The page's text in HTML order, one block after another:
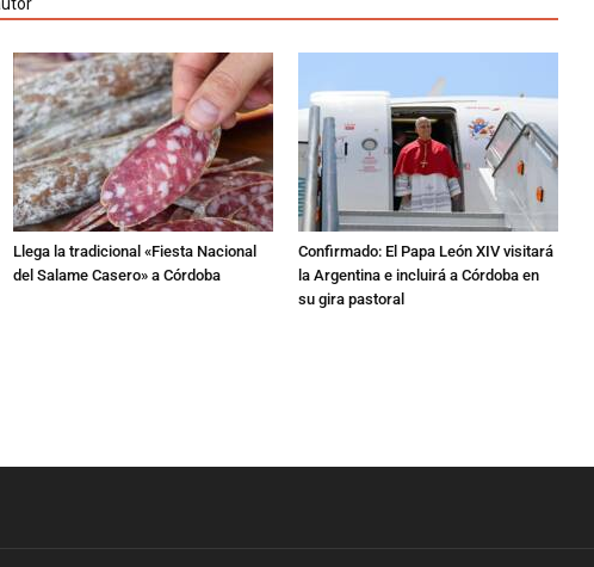
Llega la tradicional «Fiesta Nacional
del Salame Casero» a Córdoba
Confirmado: El Papa León XIV visitará
la Argentina e incluirá a Córdoba en
su gira pastoral